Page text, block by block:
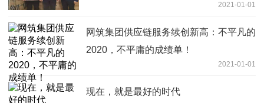
2021-01-01
网筑集团供应链服务续创新高：不平凡的
2020，不平庸的成绩单！
2021-01-01
现在，就是最好的时代